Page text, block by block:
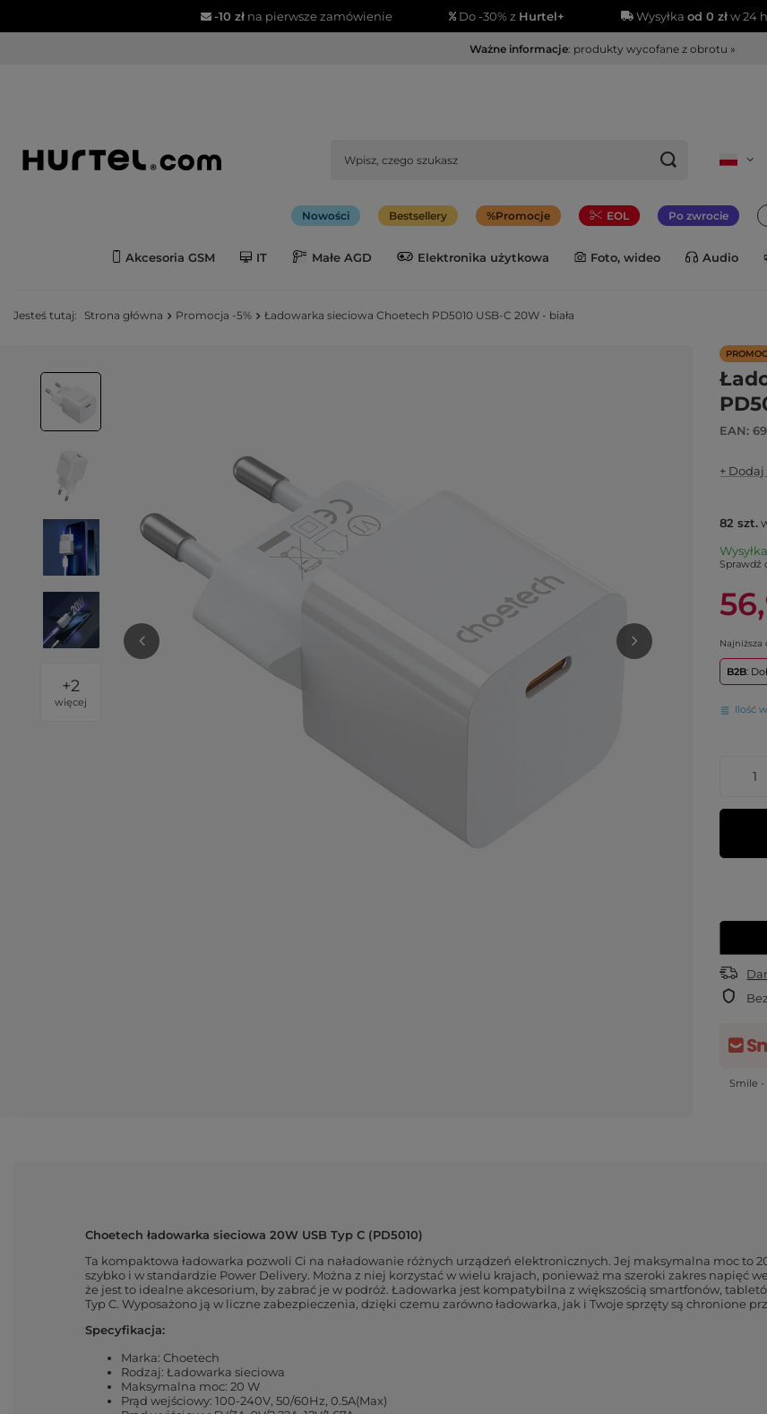
-10 złna pierwsze zamówienie Do -30% z Hurtel+ Wysyłka od 0 złw 24 h
Ważne informacje: produkty wycofane z obrotu »
Nowości Bestsellery Promocje EOL Po zwrocie
Akcesoria GSM IT Małe AGD Elektronika użytkowa Foto, wideo Audio
Jesteś tutaj: Strona główna Promocja -5% Ładowarka sieciowa Choetech PD5010 USB-C 20W - biała
+2
więcej
EAN:
+
82 szt.
Sprawdź
B2B:
Ilość
Smile
Choetech ładowarka sieciowa 20W USB Typ C (PD5010)
Ta kompaktowa ładowarka pozwoli Ci na naładowanie różnych urządzeń elektronicznych. Jej maksymalna moc to
szybko i w standardzie Power Delivery. Można z niej korzystać w wielu krajach, ponieważ ma szeroki zakres napięć
że jest to idealne akcesorium, by zabrać je w podróż. Ładowarka jest kompatybilna z większością smartfonów,
Typ C. Wyposażono ją w liczne zabezpieczenia, dzięki czemu zarówno ładowarka, jak i Twoje sprzęty są chronione
Specyfikacja:
Marka: Choetech
Rodzaj: Ładowarka sieciowa
Maksymalna moc: 20 W
Prąd wejściowy: 100-240V, 50/60Hz, 0.5A(Max)